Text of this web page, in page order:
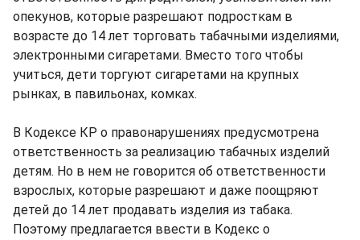
опекунов, которые разрешают подросткам в
возрасте до 14 лет торговать табачными изделиями,
электронными сигаретами. Вместо того чтобы
учиться, дети торгуют сигаретами на крупных
рынках, в павильонах, комках.
В Кодексе КР о правонарушениях предусмотрена
ответственность за реализацию табачных изделий
детям. Но в нем не говорится об ответственности
взрослых, которые разрешают и даже поощряют
детей до 14 лет продавать изделия из табака.
Поэтому предлагается ввести в Кодекс о